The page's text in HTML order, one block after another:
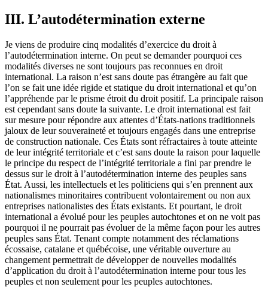
III. L’autodétermination externe
Je viens de produire cinq modalités d’exercice du droit à
l’autodétermination interne. On peut se demander pourquoi ces
modalités diverses ne sont toujours pas reconnues en droit
international. La raison n’est sans doute pas étrangère au fait que
l’on se fait une idée rigide et statique du droit international et qu’on
l’appréhende par le prisme étroit du droit positif. La principale raison
est cependant sans doute la suivante. Le droit international est fait
sur mesure pour répondre aux attentes d’États-nations traditionnels
jaloux de leur souveraineté et toujours engagés dans une entreprise
de construction nationale. Ces États sont réfractaires à toute atteinte
de leur intégrité territoriale et c’est sans doute la raison pour laquelle
le principe du respect de l’intégrité territoriale a fini par prendre le
dessus sur le droit à l’autodétermination interne des peuples sans
État. Aussi, les intellectuels et les politiciens qui s’en prennent aux
nationalismes minoritaires contribuent volontairement ou non aux
entreprises nationalistes des États existants. Et pourtant, le droit
international a évolué pour les peuples autochtones et on ne voit pas
pourquoi il ne pourrait pas évoluer de la même façon pour les autres
peuples sans État. Tenant compte notamment des réclamations
écossaise, catalane et québécoise, une véritable ouverture au
changement permettrait de développer de nouvelles modalités
d’application du droit à l’autodétermination interne pour tous les
peuples et non seulement pour les peuples autochtones.